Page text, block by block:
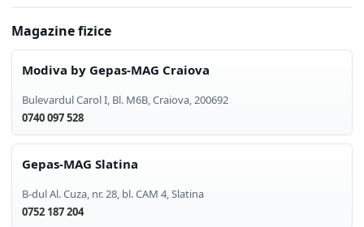
Magazine fizice
Modiva by Gepas-MAG Craiova
Bulevardul Carol I, Bl. M6B,Craiova,200692
0740 097 528
Gepas-MAG Slatina
B-dul Al. Cuza, nr. 28, bl. CAM 4,Slatina
0752 187 204